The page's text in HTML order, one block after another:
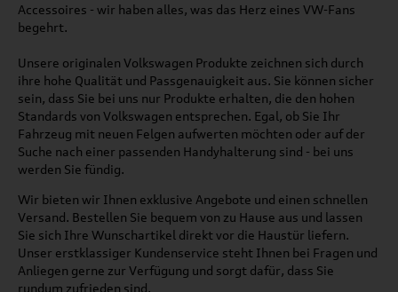
Accessoires - wir haben alles, was das Herz eines VW-Fans
begehrt.
Unsere originalen Volkswagen Produkte zeichnen sich durch
ihre hohe Qualität und Passgenauigkeit aus. Sie können sicher
sein, dass Sie bei uns nur Produkte erhalten, die den hohen
Standards von Volkswagen entsprechen. Egal, ob Sie Ihr
Fahrzeug mit neuen Felgen aufwerten möchten oder auf der
Suche nach einer passenden Handyhalterung sind - bei uns
werden Sie fündig.
Wir bieten wir Ihnen exklusive Angebote und einen schnellen
Versand. Bestellen Sie bequem von zu Hause aus und lassen
Sie sich Ihre Wunschartikel direkt vor die Haustür liefern.
Unser erstklassiger Kundenservice steht Ihnen bei Fragen und
Anliegen gerne zur Verfügung und sorgt dafür, dass Sie
rundum zufrieden sind.